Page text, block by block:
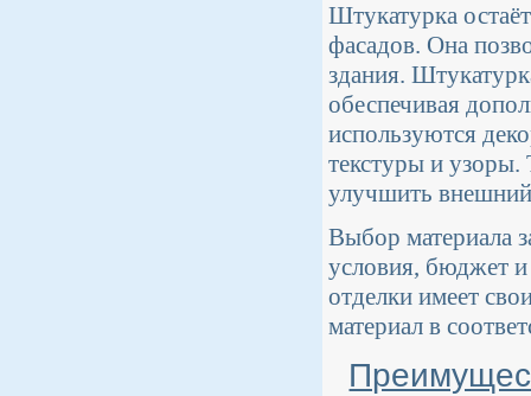
Штукатурка
фасадов. Она
здания.
обеспечивая
используются
текстуры и узоры.
улучшить
Выбор материала
условия, бюджет
отделки имеет
материал в